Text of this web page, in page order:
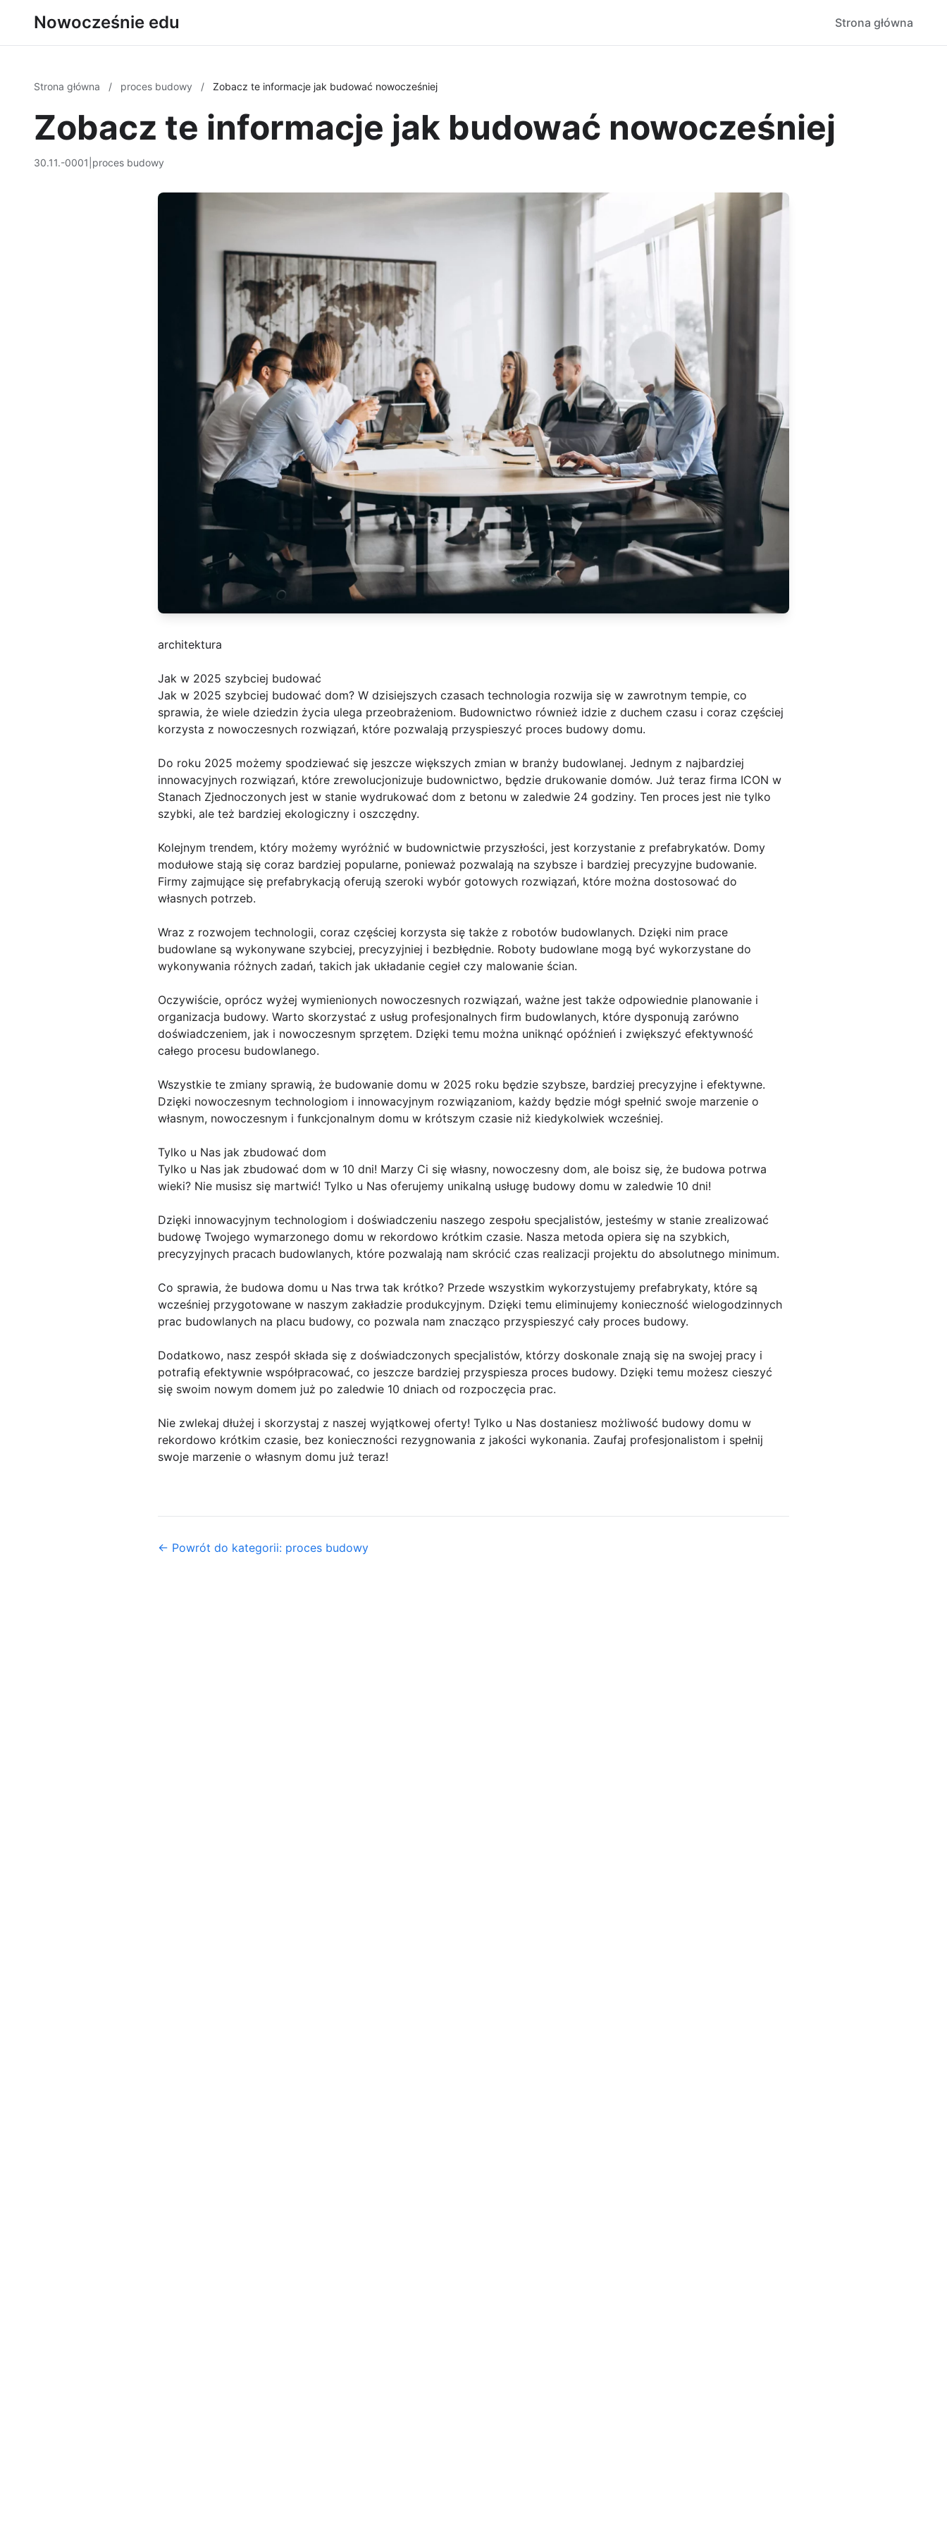
Nowocześnie edu Strona główna
Strona główna / proces budowy / Zobacz te informacje jak budować nowocześniej
Zobacz te informacje jak budować nowocześniej
30.11.-0001 proces budowy
architektura
Jak w 2025 szybciej budować
Jak w 2025 szybciej budować dom? W dzisiejszych czasach technologia rozwija się w zawrotnym tempie, co
sprawia, że wiele dziedzin życia ulega przeobrażeniom. Budownictwo również idzie z duchem czasu i coraz częściej
korzysta z nowoczesnych rozwiązań, które pozwalają przyspieszyć proces budowy domu.
Do roku 2025 możemy spodziewać się jeszcze większych zmian w branży budowlanej. Jednym z najbardziej
innowacyjnych rozwiązań, które zrewolucjonizuje budownictwo, będzie drukowanie domów. Już teraz firma ICON w
Stanach Zjednoczonych jest w stanie wydrukować dom z betonu w zaledwie 24 godziny. Ten proces jest nie tylko
szybki, ale też bardziej ekologiczny i oszczędny.
Kolejnym trendem, który możemy wyróżnić w budownictwie przyszłości, jest korzystanie z prefabrykatów. Domy
modułowe stają się coraz bardziej popularne, ponieważ pozwalają na szybsze i bardziej precyzyjne budowanie.
Firmy zajmujące się prefabrykacją oferują szeroki wybór gotowych rozwiązań, które można dostosować do
własnych potrzeb.
Wraz z rozwojem technologii, coraz częściej korzysta się także z robotów budowlanych. Dzięki nim prace
budowlane są wykonywane szybciej, precyzyjniej i bezbłędnie. Roboty budowlane mogą być wykorzystane do
wykonywania różnych zadań, takich jak układanie cegieł czy malowanie ścian.
Oczywiście, oprócz wyżej wymienionych nowoczesnych rozwiązań, ważne jest także odpowiednie planowanie i
organizacja budowy. Warto skorzystać z usług profesjonalnych firm budowlanych, które dysponują zarówno
doświadczeniem, jak i nowoczesnym sprzętem. Dzięki temu można uniknąć opóźnień i zwiększyć efektywność
całego procesu budowlanego.
Wszystkie te zmiany sprawią, że budowanie domu w 2025 roku będzie szybsze, bardziej precyzyjne i efektywne.
Dzięki nowoczesnym technologiom i innowacyjnym rozwiązaniom, każdy będzie mógł spełnić swoje marzenie o
własnym, nowoczesnym i funkcjonalnym domu w krótszym czasie niż kiedykolwiek wcześniej.
Tylko u Nas jak zbudować dom
Tylko u Nas jak zbudować dom w 10 dni! Marzy Ci się własny, nowoczesny dom, ale boisz się, że budowa potrwa
wieki? Nie musisz się martwić! Tylko u Nas oferujemy unikalną usługę budowy domu w zaledwie 10 dni!
Dzięki innowacyjnym technologiom i doświadczeniu naszego zespołu specjalistów, jesteśmy w stanie zrealizować
budowę Twojego wymarzonego domu w rekordowo krótkim czasie. Nasza metoda opiera się na szybkich,
precyzyjnych pracach budowlanych, które pozwalają nam skrócić czas realizacji projektu do absolutnego minimum.
Co sprawia, że budowa domu u Nas trwa tak krótko? Przede wszystkim wykorzystujemy prefabrykaty, które są
wcześniej przygotowane w naszym zakładzie produkcyjnym. Dzięki temu eliminujemy konieczność wielogodzinnych
prac budowlanych na placu budowy, co pozwala nam znacząco przyspieszyć cały proces budowy.
Dodatkowo, nasz zespół składa się z doświadczonych specjalistów, którzy doskonale znają się na swojej pracy i
potrafią efektywnie współpracować, co jeszcze bardziej przyspiesza proces budowy. Dzięki temu możesz cieszyć
się swoim nowym domem już po zaledwie 10 dniach od rozpoczęcia prac.
Nie zwlekaj dłużej i skorzystaj z naszej wyjątkowej oferty! Tylko u Nas dostaniesz możliwość budowy domu w
rekordowo krótkim czasie, bez konieczności rezygnowania z jakości wykonania. Zaufaj profesjonalistom i spełnij
swoje marzenie o własnym domu już teraz!
← Powrót do kategorii: proces budowy